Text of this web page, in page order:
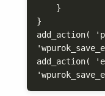
}
add_action(
add_action(